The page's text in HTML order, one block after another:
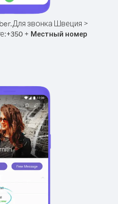
Для звонка Швеция >
+350+ Местный номер